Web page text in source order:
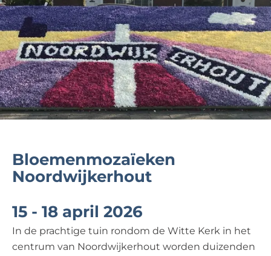
Bloemenmozaïeken
Noordwijkerhout
15 - 18 april 2026
In de prachtige tuin rondom de Witte Kerk in het
centrum van Noordwijkerhout worden duizenden